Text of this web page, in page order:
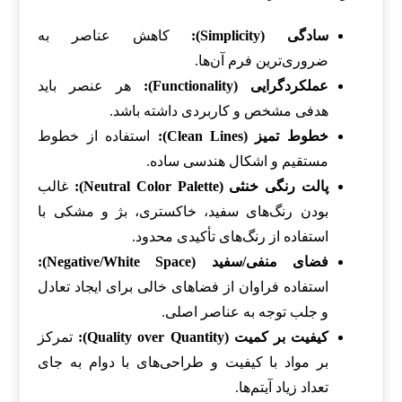
سادگی (Simplicity):
کاهش عناصر به
ضروری‌ترین فرم آن‌ها.
عملکردگرایی (Functionality):
هر عنصر باید
هدفی مشخص و کاربردی داشته باشد.
خطوط تمیز (Clean Lines):
استفاده از خطوط
مستقیم و اشکال هندسی ساده.
پالت رنگی خنثی (Neutral Color Palette):
غالب
بودن رنگ‌های سفید، خاکستری، بژ و مشکی با
استفاده از رنگ‌های تأکیدی محدود.
فضای منفی/سفید (Negative/White Space):
استفاده فراوان از فضاهای خالی برای ایجاد تعادل
و جلب توجه به عناصر اصلی.
کیفیت بر کمیت (Quality over Quantity):
تمرکز
بر مواد با کیفیت و طراحی‌های با دوام به جای
تعداد زیاد آیتم‌ها.